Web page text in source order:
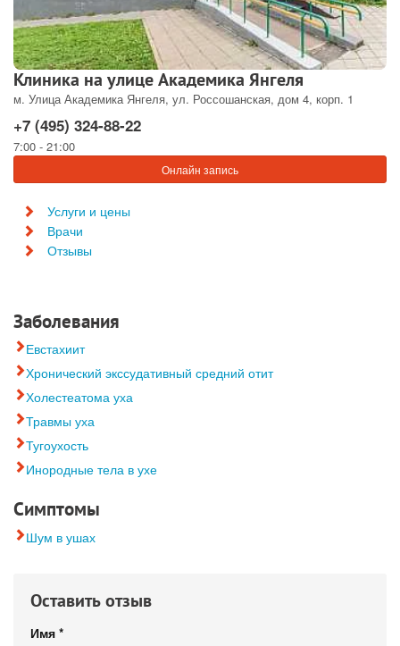
Клиника на улице Академика Янгеля
м. Улица Академика Янгеля, ул. Россошанская, дом 4, корп. 1
+7 (495) 324-88-22
7:00 - 21:00
Онлайн запись
Услуги и цены
Врачи
Отзывы
Заболевания
Евстахиит
Хронический экссудативный средний отит
Холестеатома уха
Травмы уха
Тугоухость
Инородные тела в ухе
Симптомы
Шум в ушах
Оставить отзыв
Имя *